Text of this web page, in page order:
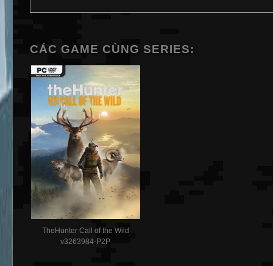
CÁC GAME CÙNG SERIES:
TheHunter Call of the Wild
v3263984-P2P